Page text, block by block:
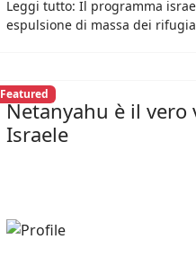
Leggi tutto: Il programma
espulsione di massa dei
Featured
Netanyahu è il vero
Israele